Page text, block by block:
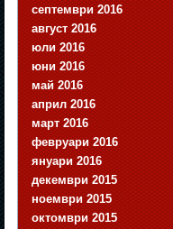
септември 2016
август 2016
юли 2016
юни 2016
май 2016
април 2016
март 2016
февруари 2016
януари 2016
декември 2015
ноември 2015
октомври 2015